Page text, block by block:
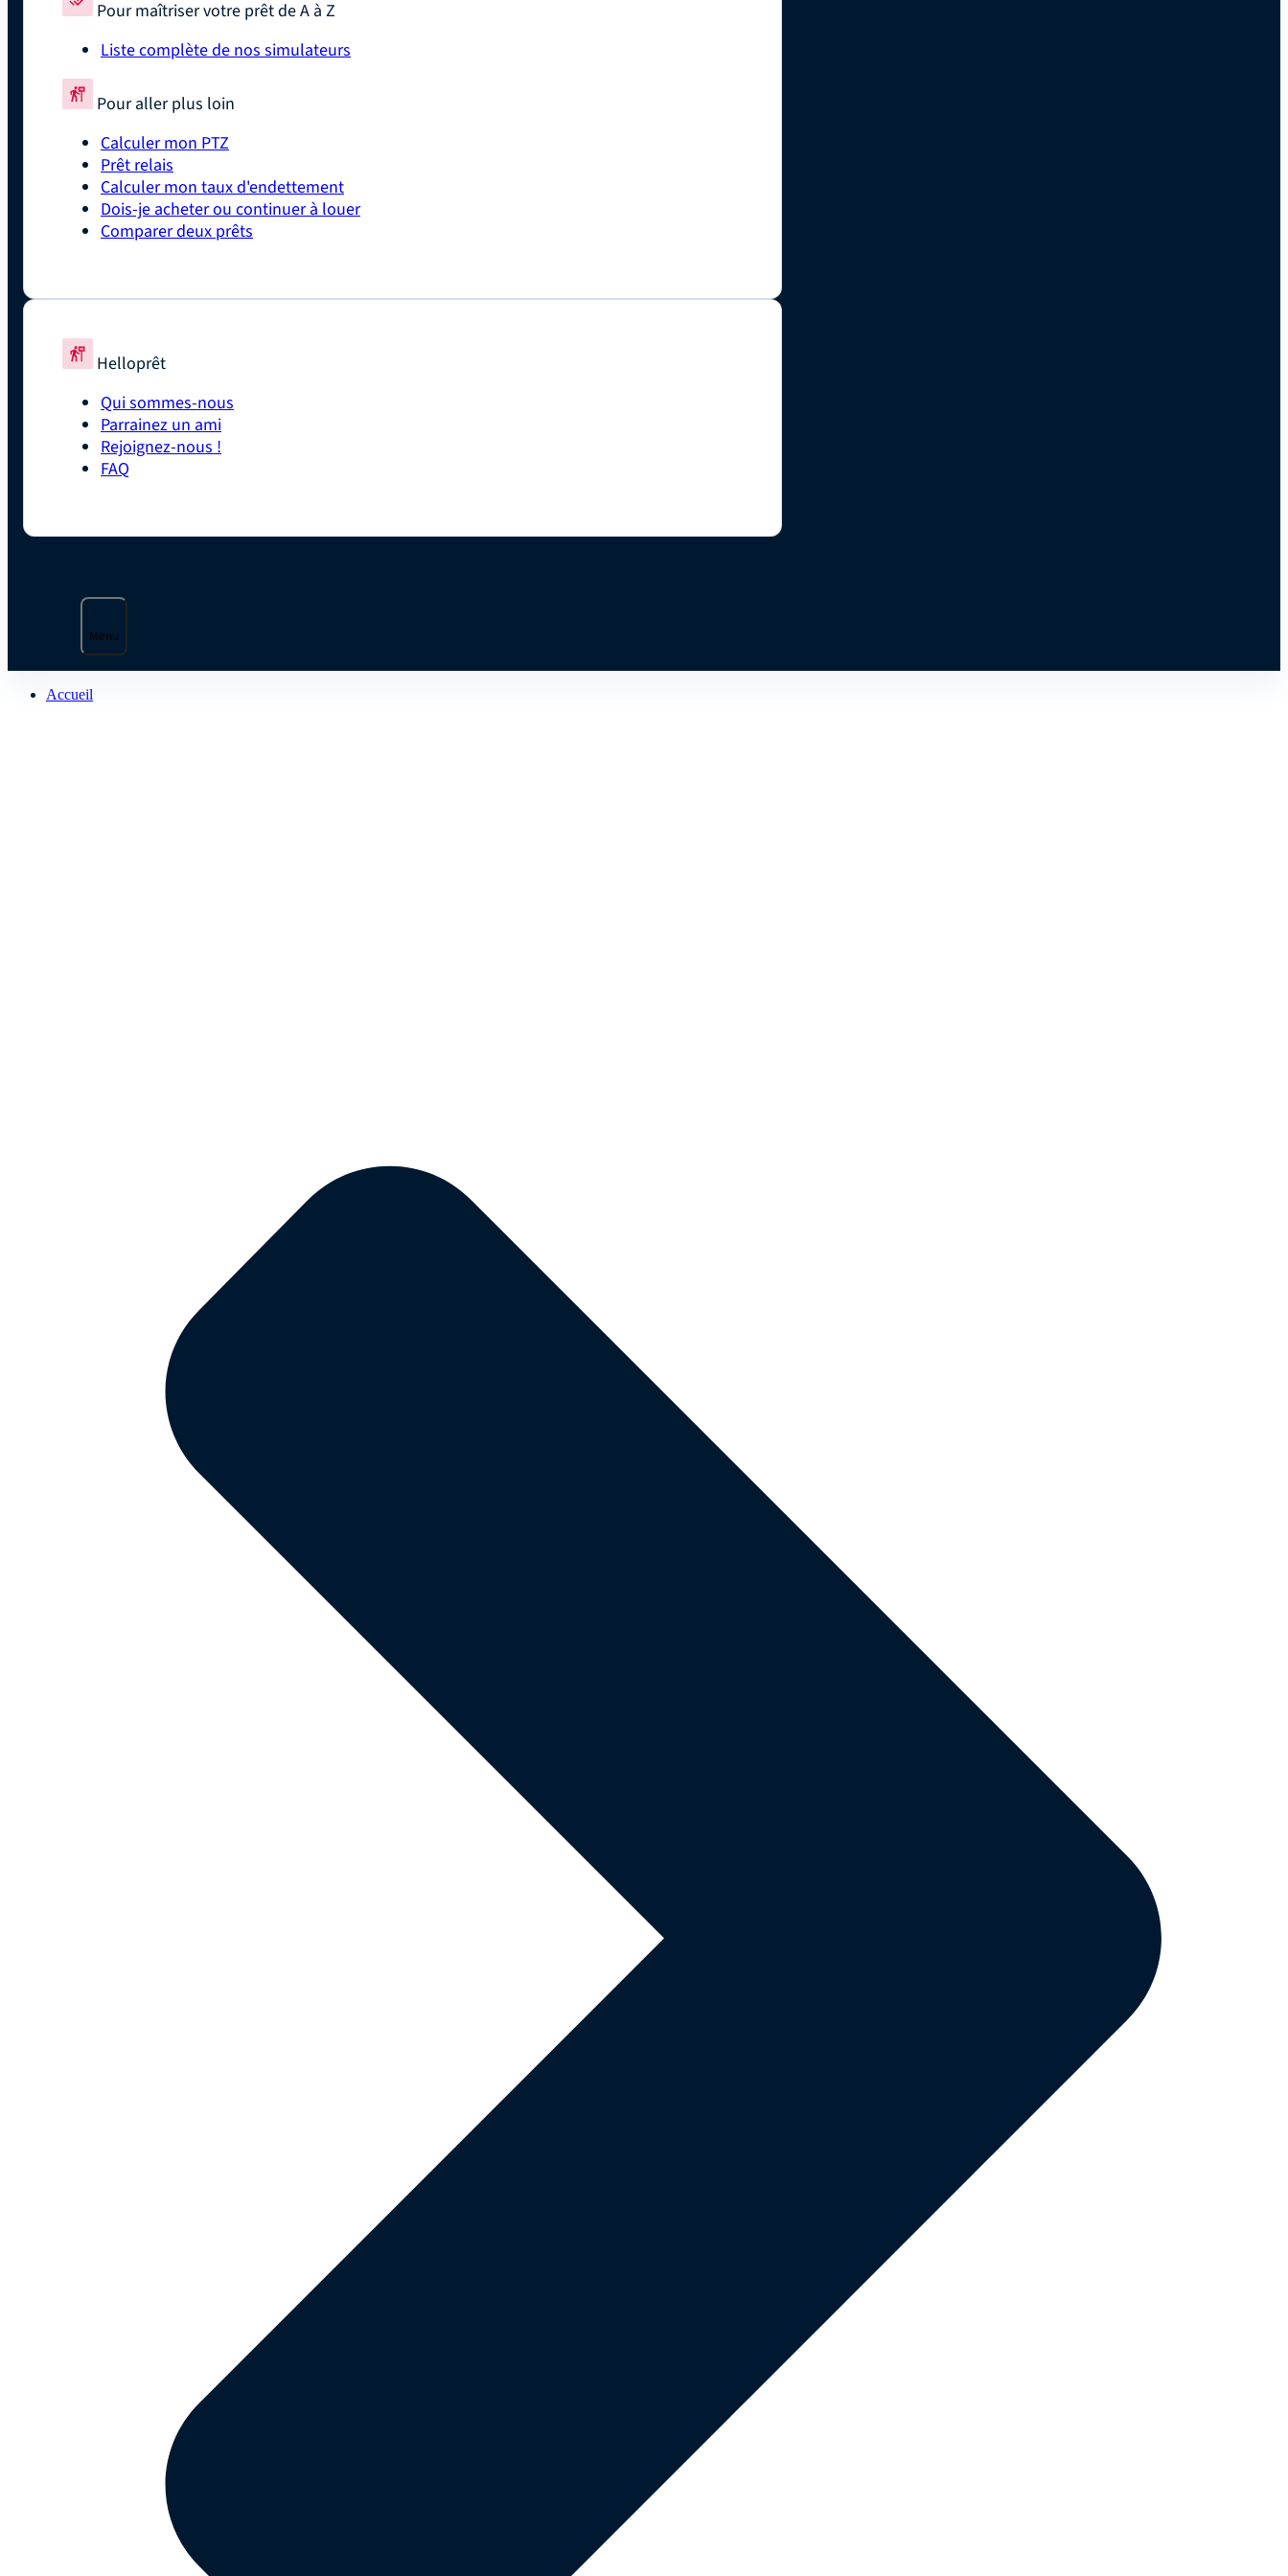
Pour maîtriser votre prêt de A à Z
Liste complète de nos simulateurs
Pour aller plus loin
Calculer mon PTZ
Prêt relais
Calculer mon taux d'endettement
Dois-je acheter ou continuer à louer
Comparer deux prêts
Helloprêt
Qui sommes-nous
Parrainez un ami
Rejoignez-nous !
FAQ
Menu
Accueil